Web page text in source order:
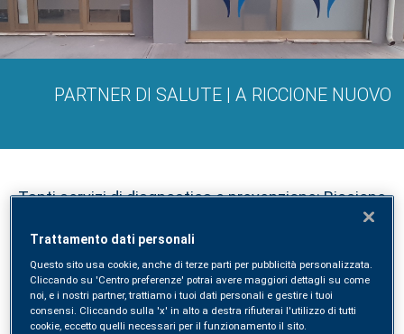
PARTNER DI SALUTE | A RICCIONE NUOVO
Tanti servizi di diagnostica e prevenzione: Riccione
affianca al laboratorio e ai polidiagnostici già
presenti sul territorio.
Settembre è un mese di rientro e se ci siamo
Trattamento dati personali
Questo sito usa cookie, anche di terze parti per pubblicità personalizzata.
Cliccando su 'Centro preferenze' potrai avere maggiori dettagli su come
noi, e i nostri partner, trattiamo i tuoi dati personali e gestire i tuoi
consensi. Cliccando sulla 'x' in alto a destra rifiuterai l'utilizzo di tutti
cookie, eccetto quelli necessari per il funzionamento il sito.